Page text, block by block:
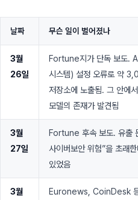
날짜 무슨 일이 벌어졌나
3월
26일
Fortune지가 단독 보도.
시스템) 설정 오류로 약
저장소에 노출됨. 그 안
모델의 존재가 발견됨
3월
27일
Fortune 후속 보도. 유출
사이버보안 위험”을 초래
있었음
3월
Euronews, CoinDesk 등